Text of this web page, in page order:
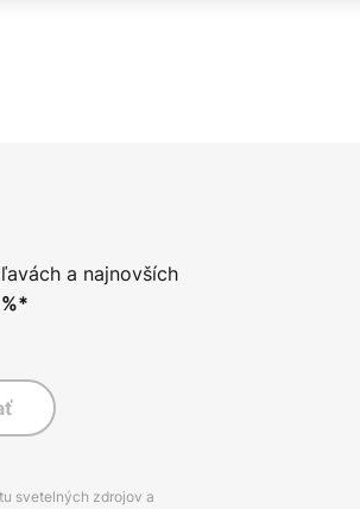
a najnovších
svetelných zdrojov a